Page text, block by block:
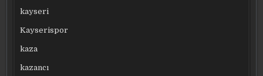
kayseri
Kayserispor
kaza
kazancı